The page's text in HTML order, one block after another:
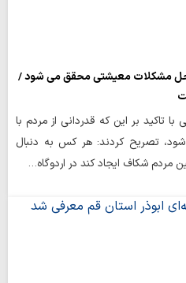
حل مشکلات معیشتی محقق می شود /
تاکید بر این که قدردانی از مردم با
تصریح کردند: هر کس به دنبال
مردم شکاف ایجاد کند در اردوگاه…